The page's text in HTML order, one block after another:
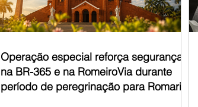
Operação especial reforça segurança
na BR-365 e na RomeiroVia durante
período de peregrinação para Romaria